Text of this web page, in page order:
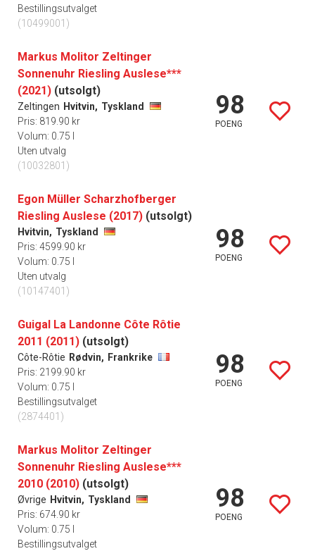
Bestillingsutvalget
(10499001)
Markus Molitor Zeltinger
Sonnenuhr Riesling Auslese***
(2021) (utsolgt)
Zeltingen Hvitvin, Tyskland
Pris: 819.90 kr
Volum: 0.75 l
Uten utvalg
(10032801)
98
POENG
Egon Müller Scharzhofberger
Riesling Auslese (2017) (utsolgt)
Hvitvin, Tyskland
Pris: 4599.90 kr
Volum: 0.75 l
Uten utvalg
(10147401)
98
POENG
Guigal La Landonne Côte Rôtie
2011 (2011) (utsolgt)
Côte-Rôtie Rødvin, Frankrike
Pris: 2199.90 kr
Volum: 0.75 l
Bestillingsutvalget
(2874401)
98
POENG
Markus Molitor Zeltinger
Sonnenuhr Riesling Auslese***
2010 (2010) (utsolgt)
Øvrige Hvitvin, Tyskland
Pris: 674.90 kr
Volum: 0.75 l
Bestillingsutvalget
98
POENG